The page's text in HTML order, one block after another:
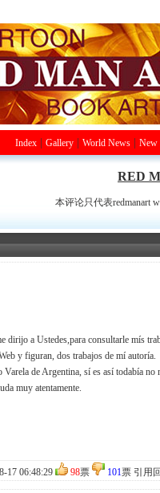
Index Gallery World News New
RED
本评论只代表redmanart
dirijo a Ustedes,para consultarle mís
y figuran, dos trabajos de mí autoría.
de Argentina, sí es así todabía no
muy atentamente.
17 06:48:29 98票 101票 引用